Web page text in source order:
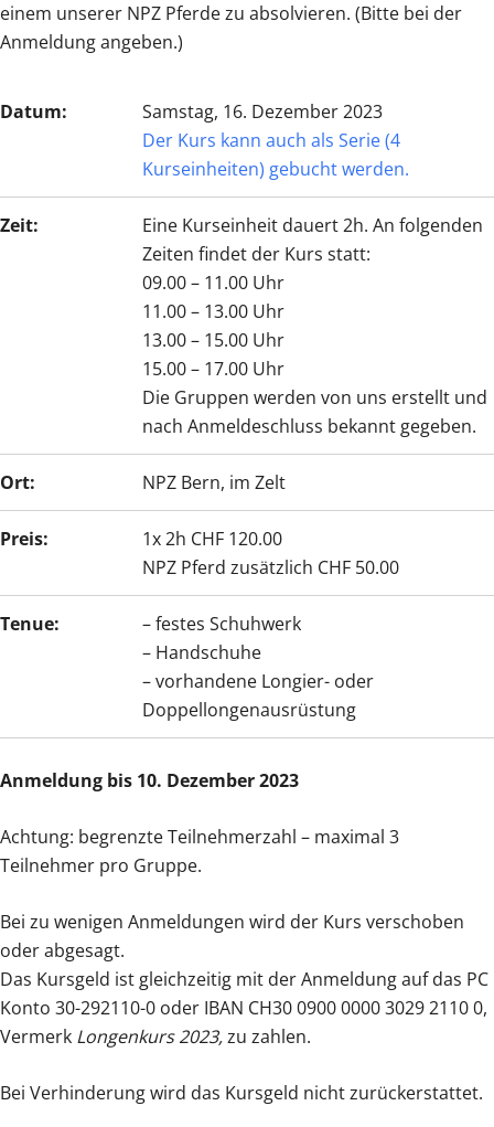
einem unserer NPZ Pferde zu absolvieren. (Bitte bei der
Anmeldung angeben.)
Datum:
Samstag, 16. Dezember 2023
Der Kurs kann auch als Serie (4
Kurseinheiten) gebucht werden.
Zeit:
Eine Kurseinheit dauert 2h. An folgenden
Zeiten findet der Kurs statt:
09.00 – 11.00 Uhr
11.00 – 13.00 Uhr
13.00 – 15.00 Uhr
15.00 – 17.00 Uhr
Die Gruppen werden von uns erstellt und
nach Anmeldeschluss bekannt gegeben.
Ort: NPZ Bern, im Zelt
Preis:
1x 2h CHF 120.00
NPZ Pferd zusätzlich CHF 50.00
Tenue:
– festes Schuhwerk
– Handschuhe
– vorhandene Longier- oder
Doppellongenausrüstung
Anmeldung bis 10. Dezember 2023
Achtung: begrenzte Teilnehmerzahl – maximal 3
Teilnehmer pro Gruppe.
Bei zu wenigen Anmeldungen wird der Kurs verschoben
oder abgesagt.
Das Kursgeld ist gleichzeitig mit der Anmeldung auf das PC
Konto 30-292110-0 oder IBAN CH30 0900 0000 3029 2110 0,
Vermerk Longenkurs 2023,zu zahlen.
Bei Verhinderung wird das Kursgeld nicht zurückerstattet.